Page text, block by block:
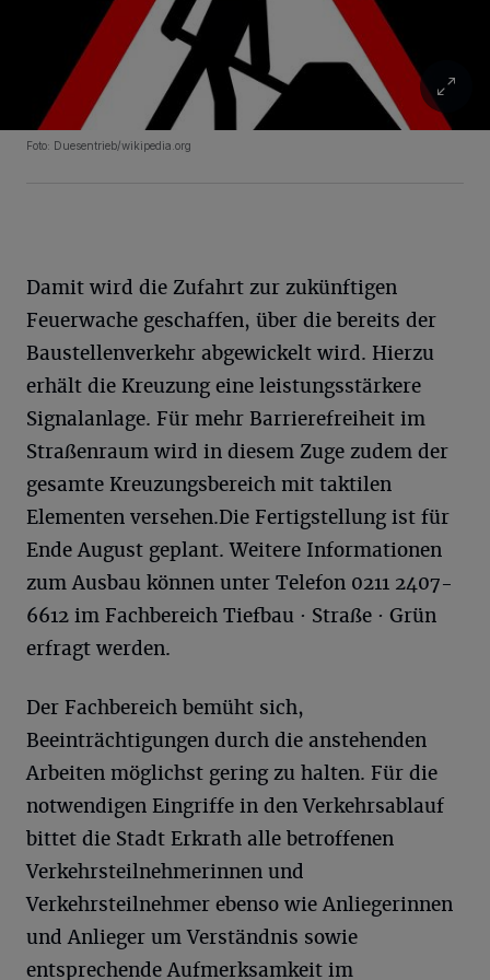
Foto: Duesentrieb/wikipedia.org
Damit wird die Zufahrt zur zukünftigen
Feuerwache geschaffen, über die bereits der
Baustellenverkehr abgewickelt wird. Hierzu
erhält die Kreuzung eine leistungsstärkere
Signalanlage. Für mehr Barrierefreiheit im
Straßenraum wird in diesem Zuge zudem der
gesamte Kreuzungsbereich mit taktilen
Elementen versehen.Die Fertigstellung ist für
Ende August geplant. Weitere Informationen
zum Ausbau können unter Telefon 0211 2407-
6612 im Fachbereich Tiefbau · Straße · Grün
erfragt werden.
Der Fachbereich bemüht sich,
Beeinträchtigungen durch die anstehenden
Arbeiten möglichst gering zu halten. Für die
notwendigen Eingriffe in den Verkehrsablauf
bittet die Stadt Erkrath alle betroffenen
Verkehrsteilnehmerinnen und
Verkehrsteilnehmer ebenso wie Anliegerinnen
und Anlieger um Verständnis sowie
entsprechende Aufmerksamkeit im